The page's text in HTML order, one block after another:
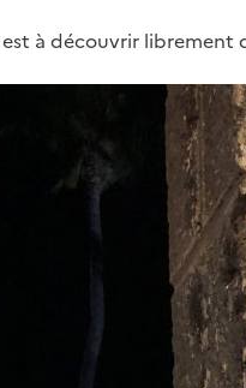
est à découvrir